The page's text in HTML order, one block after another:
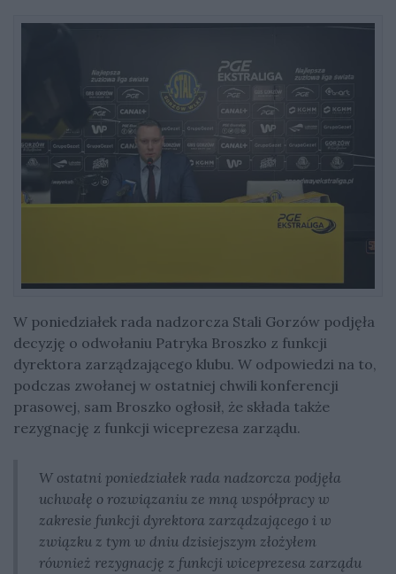
W poniedziałek rada nadzorcza Stali Gorzów podjęła
decyzję o odwołaniu Patryka Broszko z funkcji
dyrektora zarządzającego klubu. W odpowiedzi na to,
podczas zwołanej w ostatniej chwili konferencji
prasowej, sam Broszko ogłosił, że składa także
rezygnację z funkcji wiceprezesa zarządu.
W ostatni poniedziałek rada nadzorcza podjęła
uchwałę o rozwiązaniu ze mną współpracy w
zakresie funkcji dyrektora zarządzającego i w
związku z tym w dniu dzisiejszym złożyłem
również rezygnację z funkcji wiceprezesa zarządu